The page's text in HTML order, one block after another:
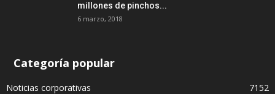
millones de pinchos...
6 marzo, 2018
Categoría popular
Noticias corporativas
7152